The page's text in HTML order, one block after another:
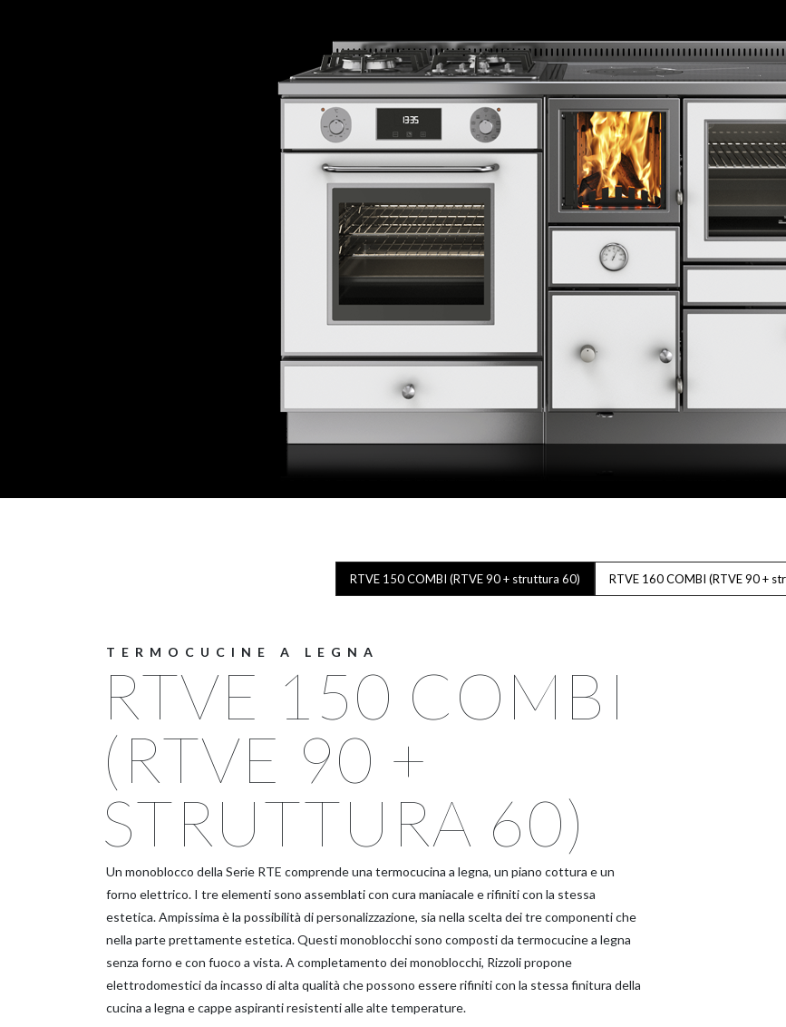
RTVE 150 COMBI (RTVE 90 + struttura 60) RTVE 160 COMBI (RTVE 90 +
TERMOCUCINE A LEGNA
RTVE 150 COMBI
(RTVE 90 +
STRUTTURA 60)
Un monoblocco della Serie RTE comprende una termocucina a legna, un piano cottura e un
forno elettrico. I tre elementi sono assemblati con cura maniacale e rifiniti con la stessa
estetica. Ampissima è la possibilità di personalizzazione, sia nella scelta dei tre componenti che
nella parte prettamente estetica. Questi monoblocchi sono composti da termocucine a legna
senza forno e con fuoco a vista. A completamento dei monoblocchi, Rizzoli propone
elettrodomestici da incasso di alta qualità che possono essere rifiniti con la stessa finitura della
cucina a legna e cappe aspiranti resistenti alle alte temperature.